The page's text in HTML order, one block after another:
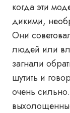
когда эти
дикими,
Они
людей или
загнали
шутить и
очень